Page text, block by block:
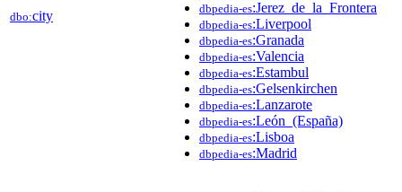
dbo:city dbpedia-es:Jerez_de_la_Frontera
dbpedia-es:Liverpool
dbpedia-es:Granada
dbpedia-es:Valencia
dbpedia-es:Estambul
dbpedia-es:Gelsenkirchen
dbpedia-es:Lanzarote
dbpedia-es:León_(España)
dbpedia-es:Lisboa
dbpedia-es:Madrid